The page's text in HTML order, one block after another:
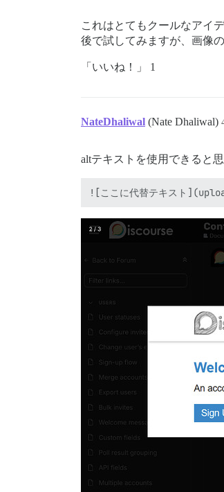
[`https://
[`https://
- 機能へのアクセスは、許可
アップロードクエリには以下が
- ユーザーがアップロードし
- 現在のユーザーがアクセス
- ウィスパー（現在のユー
  - 削除された投稿
- ホットリンクされた画像は
- 小さな画像は表示されませ
- 重複する画像は一度だけ表
- 引用符内の画像は表示され
## 設定
|名前|タイプ|デフォルト|説
|-|-|-|-|
これはとてもクールなアイ
後で試してみますが、画像
「いいね！」 1
NateDhaliwal (Nate Dhaliwal)
altテキストを使用できると思